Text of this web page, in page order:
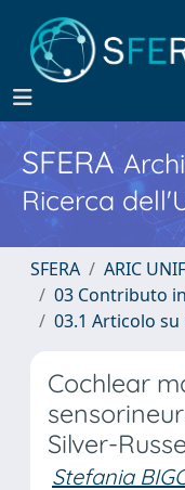
SFERA
Ricerca
SFERA
ARIC
03 Contributo
03.1 Articolo su
Cochlear
Silver-
Stefania